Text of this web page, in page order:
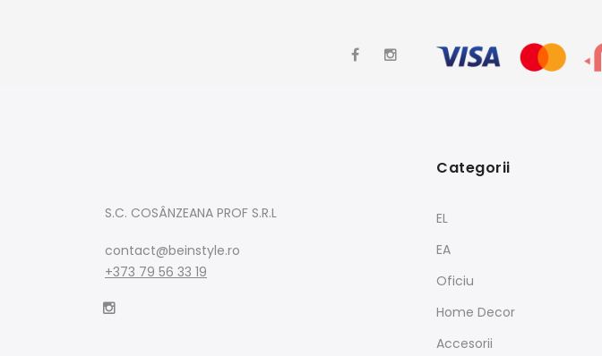
S.C. COSÂNZEANA PROF S.R.L
contact@beinstyle.ro
+373 79 56 33 19
Categorii
EL
EA
Oficiu
Home Decor
Accesorii